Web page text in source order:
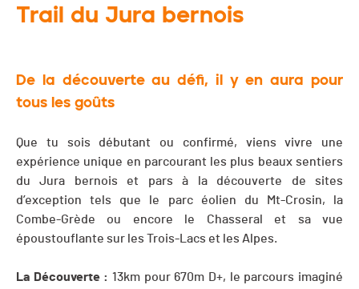
Trail du Jura bernois
De la découverte au défi, il y en aura pour
tous les goûts
Que tu sois débutant ou confirmé, viens vivre une
expérience unique en parcourant les plus beaux sentiers
du Jura bernois et pars à la découverte de sites
d’exception tels que le parc éolien du Mt-Crosin, la
Combe-Grède ou encore le Chasseral et sa vue
époustouflante sur les Trois-Lacs et les Alpes.
La Découverte : 13km pour 670m D+, le parcours imaginé